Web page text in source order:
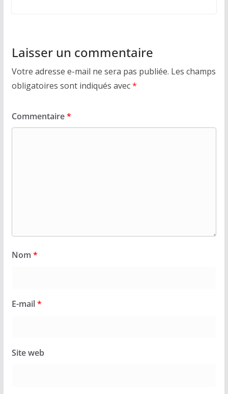
Laisser un commentaire
Votre adresse e-mail ne sera pas publiée. Les champs
obligatoires sont indiqués avec*
Commentaire*
Nom *
E-mail*
Site web